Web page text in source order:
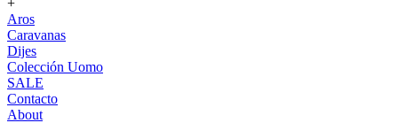
+
Aros
Caravanas
Dijes
Colección Uomo
SALE
Contacto
About